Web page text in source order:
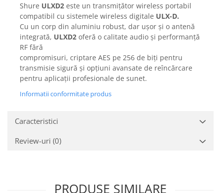
Shure ULXD2 este un transmițător wireless portabil
compatibil cu sistemele wireless digitale ULX-D.
Cu un corp din aluminiu robust, dar ușor și o antenă
integrată, ULXD2 oferă o calitate audio și performanță
RF fără
compromisuri, criptare AES pe 256 de biți pentru
transmisie sigură și opțiuni avansate de reîncărcare
pentru aplicații profesionale de sunet.
Informatii conformitate produs
Caracteristici
Review-uri (0)
PRODUSE SIMILARE